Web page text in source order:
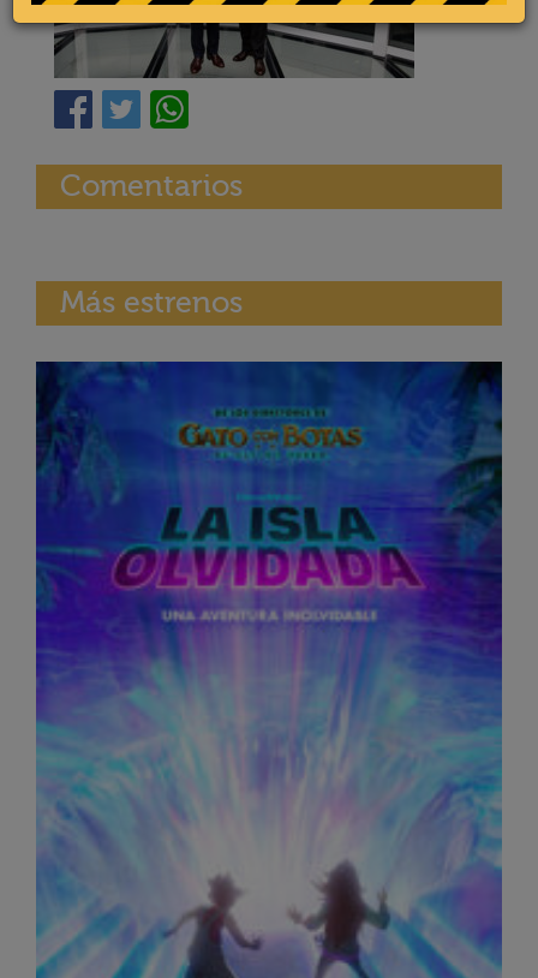
Comentarios
Más estrenos